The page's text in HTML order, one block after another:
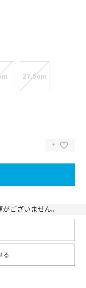
27.5cm
ございません。
る